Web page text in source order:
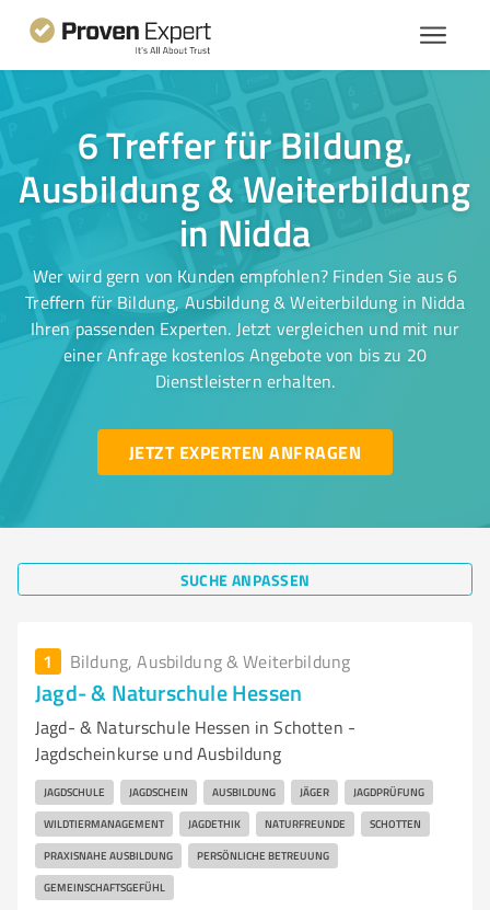
6 Treffer für Bildung,
Ausbildung & Weiterbildung
in Nidda
Wer wird gern von Kunden empfohlen? Finden Sie aus 6
Treffern für Bildung, Ausbildung & Weiterbildung in Nidda
Ihren passenden Experten. Jetzt vergleichen und mit nur
einer Anfrage kostenlos Angebote von bis zu 20
Dienstleistern erhalten.
JETZT EXPERTEN ANFRAGEN
SUCHE ANPASSEN
1 Bildung, Ausbildung & Weiterbildung
Jagd- & Naturschule Hessen
Jagd- & Naturschule Hessen in Schotten -
Jagdscheinkurse und Ausbildung
JAGDSCHULE JAGDSCHEIN AUSBILDUNG JÄGER JAGDPRÜFUNG
WILDTIERMANAGEMENT JAGDETHIK NATURFREUNDE SCHOTTEN
PRAXISNAHE AUSBILDUNG PERSÖNLICHE BETREUUNG
GEMEINSCHAFTSGEFÜHL